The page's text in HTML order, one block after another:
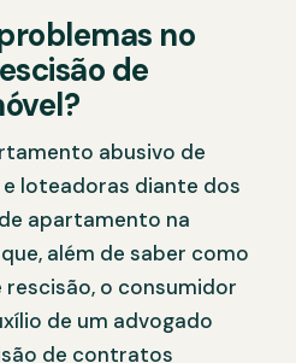
no
de
abusivo de
loteadoras diante dos
apartamento na
além de saber como
o consumidor
de um advogado
de contratos